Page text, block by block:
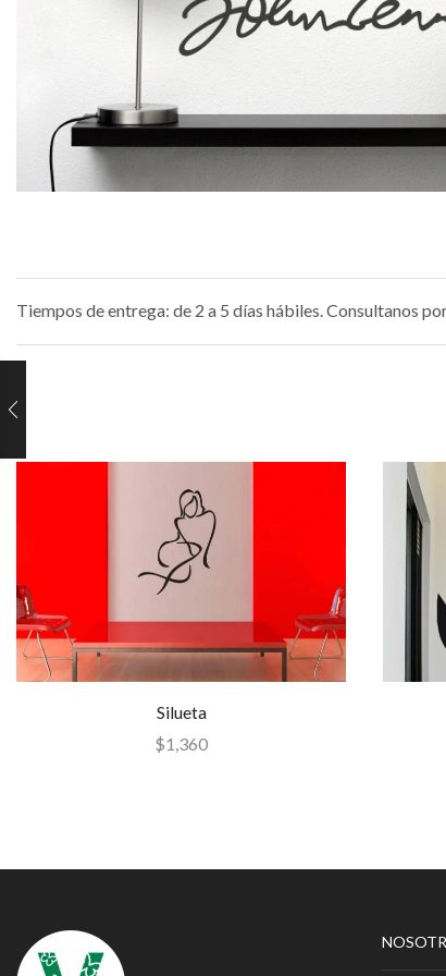
Tiempos de entrega: de 2 a 5 días hábiles. Consultanos
Silueta
$1,360